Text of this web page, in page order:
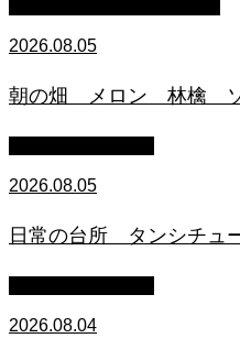
2026.08.05
朝の畑 メロン 林檎 ソ
2026.08.05
日常の台所 タンシチュ
2026.08.04